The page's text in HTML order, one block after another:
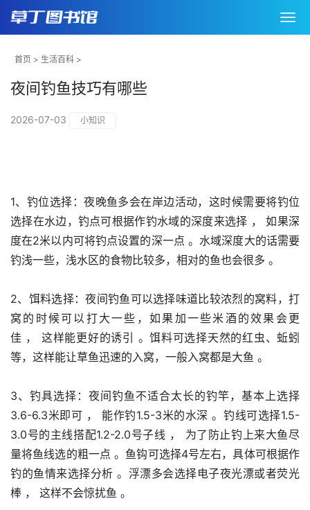
首页 > 生活百科 >
夜间钓鱼技巧有哪些
2026-07-03 小知识
1、钓位选择：夜晚鱼多会在岸边活动，这时候需要将钓位
选择在水边，钓点可根据作钓水域的深度来选择 ， 如果深
度在2米以内可将钓点设置的深一点 。水域深度大的话需要
钓浅一些，浅水区的食物比较多，相对的鱼也会很多 。
2、饵料选择：夜间钓鱼可以选择味道比较浓烈的窝料，打
窝的时候可以打大一些，如果加一些米酒的效果会更
佳 ， 这样能更好的诱引 。饵料可选择天然的红虫、蚯蚓
等，这样能让草鱼迅速的入窝，一般入窝都是大鱼 。
3、钓具选择：夜间钓鱼不适合太长的钓竿，基本上选择
3.6-6.3米即可 ， 能作钓1.5-3米的水深 。钓线可选择1.5-
3.0号的主线搭配1.2-2.0号子线 ， 为了防止钓上来大鱼尽
量将鱼线选的粗一点 。鱼钩可选择4号左右，具体可根据作
钓的鱼情来选择分析 。浮漂多会选择电子夜光漂或者荧光
棒 ， 这样不会惊扰鱼 。